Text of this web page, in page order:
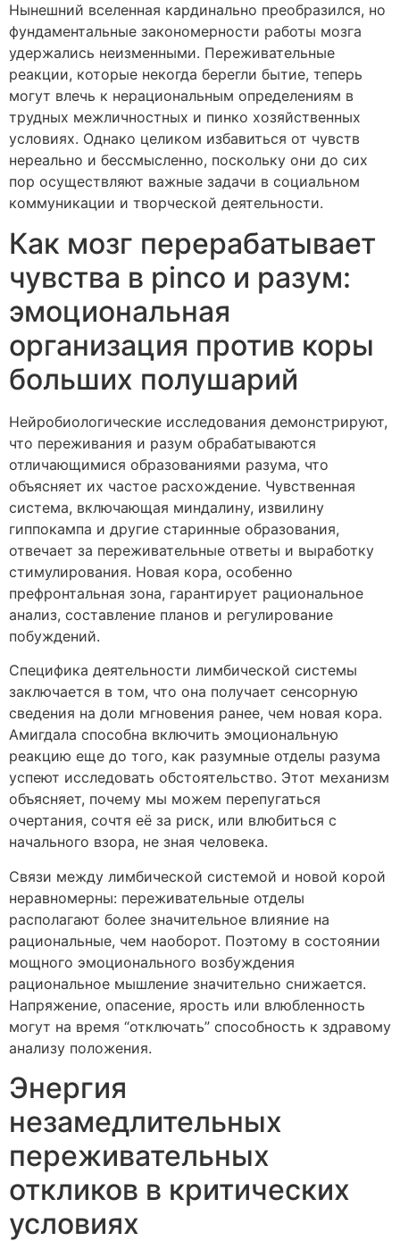
Нынешний вселенная кардинально преобразился, но
фундаментальные закономерности работы мозга
удержались неизменными. Переживательные
реакции, которые некогда берегли бытие, теперь
могут влечь к нерациональным определениям в
трудных межличностных и пинко хозяйственных
условиях. Однако целиком избавиться от чувств
нереально и бессмысленно, поскольку они до сих
пор осуществляют важные задачи в социальном
коммуникации и творческой деятельности.
Как мозг перерабатывает
чувства в pinco и разум:
эмоциональная
организация против коры
больших полушарий
Нейробиологические исследования демонстрируют,
что переживания и разум обрабатываются
отличающимися образованиями разума, что
объясняет их частое расхождение. Чувственная
система, включающая миндалину, извилину
гиппокампа и другие старинные образования,
отвечает за переживательные ответы и выработку
стимулирования. Новая кора, особенно
префронтальная зона, гарантирует рациональное
анализ, составление планов и регулирование
побуждений.
Специфика деятельности лимбической системы
заключается в том, что она получает сенсорную
сведения на доли мгновения ранее, чем новая кора.
Амигдала способна включить эмоциональную
реакцию еще до того, как разумные отделы разума
успеют исследовать обстоятельство. Этот механизм
объясняет, почему мы можем перепугаться
очертания, сочтя её за риск, или влюбиться с
начального взора, не зная человека.
Связи между лимбической системой и новой корой
неравномерны: переживательные отделы
располагают более значительное влияние на
рациональные, чем наоборот. Поэтому в состоянии
мощного эмоционального возбуждения
рациональное мышление значительно снижается.
Напряжение, опасение, ярость или влюбленность
могут на время “отключать” способность к здравому
анализу положения.
Энергия
незамедлительных
переживательных
откликов в критических
условиях